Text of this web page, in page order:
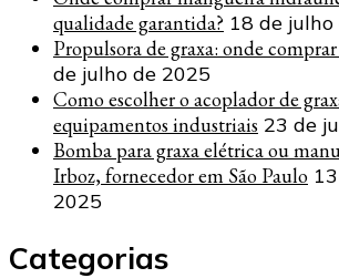
qualidade garantida? 18 de
Propulsora de graxa: onde
de julho de 2025
Como escolher o acoplador de
equipamentos industriais 23 de
Bomba para graxa elétrica ou
Irboz, fornecedor em São Paulo
2025
Categorias